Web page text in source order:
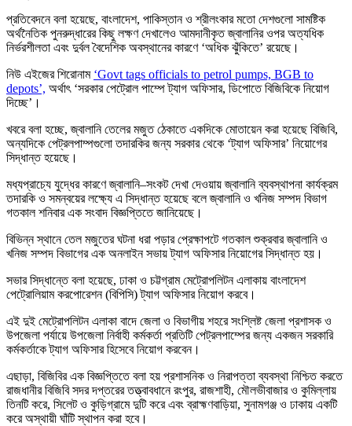
প্রতিবেদনে বলা হয়েছে, বাংলাদেশ, পাকিস্তান ও শ্রীলংকার মতো দেশগুলো সামষ্টিক
অর্থনৈতিক পুনরুদ্ধারের কিছু লক্ষণ দেখালেও আমদানীকৃত জ্বালানির ওপর অত্যধিক
নির্ভরশীলতা এবং দুর্বল বৈদেশিক অবস্থানের কারণে ‘অধিক ঝুঁকিতে’ রয়েছে।
নিউ এইজের শিরোনাম ‘Govt tags officials to petrol pumps, BGB to
depots’, অর্থাৎ ‘সরকার পেট্রোল পাম্পে ট্যাগ অফিসার, ডিপোতে বিজিবিকে নিয়োগ
দিচ্ছে’।
খবরে বলা হচ্ছে, জ্বালানি তেলের মজুত ঠেকাতে একদিকে মোতায়েন করা হয়েছে বিজিবি,
অন্যদিকে পেট্রলপাম্পগুলো তদারকির জন্য সরকার থেকে ‘ট্যাগ অফিসার’ নিয়োগের
সিদ্ধান্ত হয়েছে।
মধ্যপ্রাচ্যে যুদ্ধের কারণে জ্বালানি–সংকট দেখা দেওয়ায় জ্বালানি ব্যবস্থাপনা কার্যক্রম
তদারকি ও সমন্বয়ের লক্ষ্যে এ সিদ্ধান্ত হয়েছে বলে জ্বালানি ও খনিজ সম্পদ বিভাগ
গতকাল শনিবার এক সংবাদ বিজ্ঞপ্তিতে জানিয়েছে।
বিভিন্ন স্থানে তেল মজুতের ঘটনা ধরা পড়ার প্রেক্ষাপটে গতকাল শুক্রবার জ্বালানি ও
খনিজ সম্পদ বিভাগের এক অনলাইন সভায় ট্যাগ অফিসার নিয়োগের সিদ্ধান্ত হয়।
সভার সিদ্ধান্তে বলা হয়েছে, ঢাকা ও চট্টগ্রাম মেট্রোপলিটন এলাকায় বাংলাদেশ
পেট্রোলিয়াম করপোরেশন (বিপিসি) ট্যাগ অফিসার নিয়োগ করবে।
এই দুই মেট্রোপলিটন এলাকা বাদে জেলা ও বিভাগীয় শহরে সংশ্লিষ্ট জেলা প্রশাসক ও
উপজেলা পর্যায়ে উপজেলা নির্বাহী কর্মকর্তা প্রতিটি পেট্রলপাম্পের জন্য একজন সরকারি
কর্মকর্তাকে ট্যাগ অফিসার হিসেবে নিয়োগ করবেন।
এছাড়া, বিজিবির এক বিজ্ঞপ্তিতে বলা হয় প্রশাসনিক ও নিরাপত্তা ব্যবস্থা নিশ্চিত করতে
রাজধানীর বিজিবি সদর দপ্তরের তত্ত্বাবধানে রংপুর, রাজশাহী, মৌলভীবাজার ও কুমিল্লায়
তিনটি করে, সিলেট ও ​​কুড়িগ্রামে দুটি করে এবং ব্রাহ্মণবাড়িয়া, সুনামগঞ্জ ও ঢাকায় একটি
করে অস্থায়ী ঘাঁটি স্থাপন করা হবে।